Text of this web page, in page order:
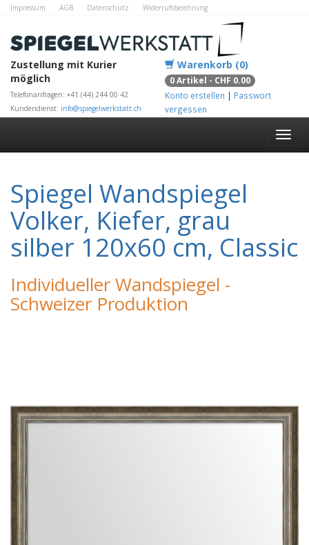
Impressum AGB Datenschutz
Widerrufsbelehrung
Zustellung mit Kurier
möglich
Telefonanfragen: +41 (44) 244 00 42
Kundendienst: info@spiegelwerkstatt.ch
Warenkorb (0)
0 Artikel - CHF 0.00
Konto erstellen | Passwort
vergessen
Spiegel Wandspiegel
Volker, Kiefer, grau
silber 120x60 cm, Classic
Individueller Wandspiegel -
Schweizer Produktion